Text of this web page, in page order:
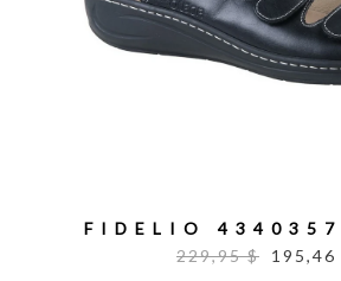
FIDELIO
229,95 $
195,46